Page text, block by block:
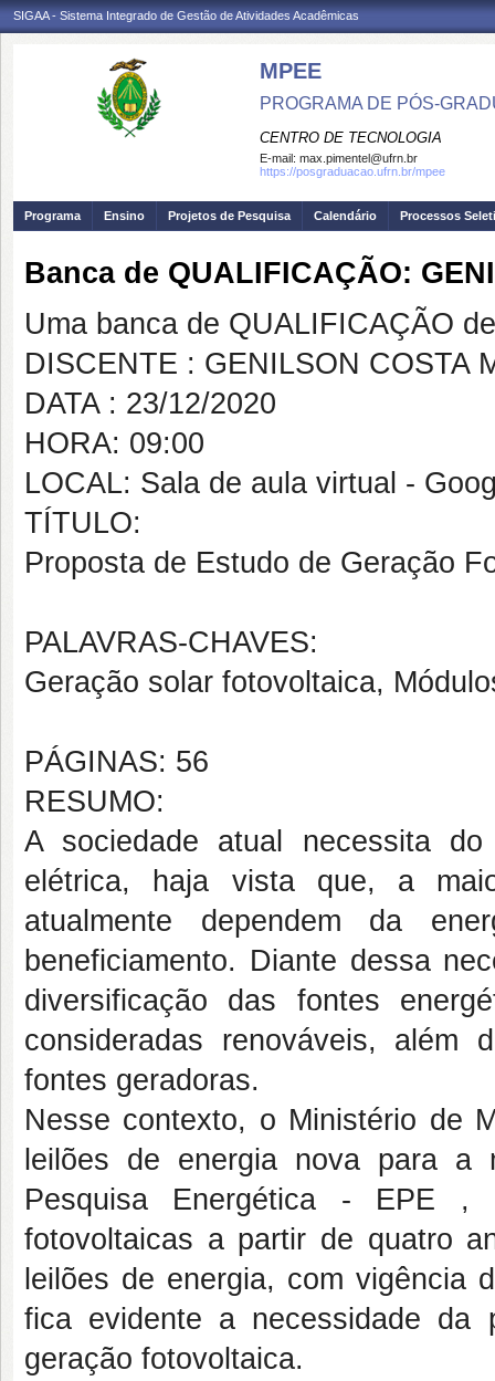
SIGAA - Sistema Integrado de Gestão de Atividades Acadêmicas
MPEE
PROGRAMA DE PÓS-
CENTRO DE TECNOLOGIA
E-mail: max.pimentel@ufrn.br
https://posgraduacao.ufrn.br/mpee
Programa Ensino Projetos de Pesquisa Calendário Processos
Banca de QUALIFICAÇÃO:
Uma banca de QUALIFICAÇÃO
DISCENTE : GENILSON COSTA
DATA : 23/12/2020
HORA: 09:00
LOCAL: Sala de aula virtual -
TÍTULO:
Proposta de Estudo de Geração
PALAVRAS-CHAVES:
Geração solar fotovoltaica,
PÁGINAS: 56
RESUMO:
A sociedade atual necessita
elétrica, haja vista que, a
atualmente dependem da
beneficiamento. Diante dessa
diversificação das fontes
consideradas renováveis, além
fontes geradoras.
Nesse contexto, o Ministério de
leilões de energia nova para a
Pesquisa Energética - EPE
fotovoltaicas a partir de quatro
leilões de energia, com vigência
fica evidente a necessidade da
geração fotovoltaica.